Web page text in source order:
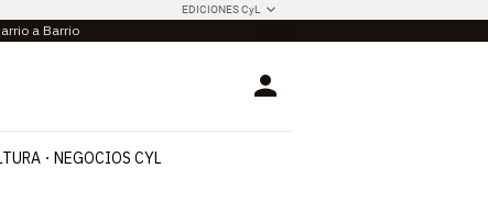
EDICIONES CyL
a Barrio
Login
NEGOCIOS CYL